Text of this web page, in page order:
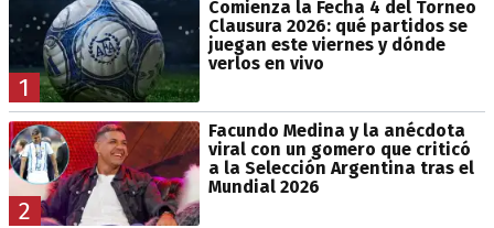
1
Comienza la Fecha 4 del Torneo
Clausura 2026: qué partidos se
juegan este viernes y dónde
verlos en vivo
2
Facundo Medina y la anécdota
viral con un gomero que criticó
a la Selección Argentina tras el
Mundial 2026